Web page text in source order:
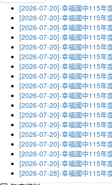
[2026-07-20]-幸福國中115年
[2026-07-20]-幸福國中115年
[2026-07-20]-幸福國中115年
[2026-07-20]-幸福國中115年
[2026-07-20]-幸福國中115年
[2026-07-20]-幸福國中115年
[2026-07-20]-幸福國中115年
[2026-07-20]-幸福國中115年
[2026-07-20]-幸福國中115年
[2026-07-20]-幸福國中115年
[2026-07-20]-幸福國中115年
[2026-07-20]-幸福國中115年
[2026-07-20]-幸福國中115年
[2026-07-20]-幸福國中115年
[2026-07-20]-幸福國中115年
[2026-07-20]-幸福國中115年
[2026-07-20]-幸福國中115年
[2026-07-28]-幸福國中115年